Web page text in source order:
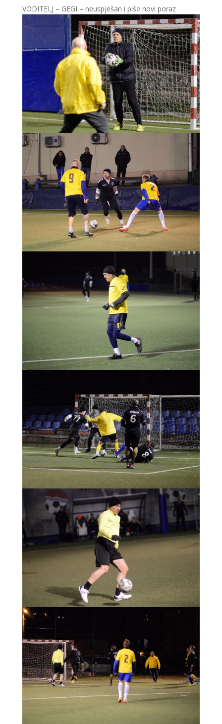
VODITELJ – GEGI – neuspješan i piše novi poraz